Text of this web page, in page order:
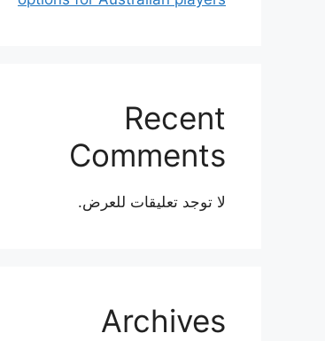
Recent
Comments
لا توجد تعليقات للعرض.
Archives